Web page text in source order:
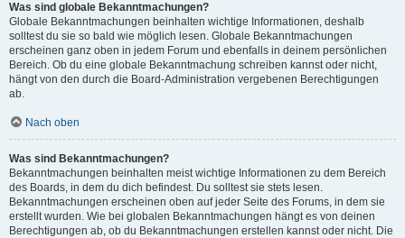
Was sind globale Bekanntmachungen?
Globale Bekanntmachungen beinhalten wichtige Informationen, deshalb
solltest du sie so bald wie möglich lesen. Globale Bekanntmachungen
erscheinen ganz oben in jedem Forum und ebenfalls in deinem persönlichen
Bereich. Ob du eine globale Bekanntmachung schreiben kannst oder nicht,
hängt von den durch die Board-Administration vergebenen Berechtigungen
ab.
Nach oben
Was sind Bekanntmachungen?
Bekanntmachungen beinhalten meist wichtige Informationen zu dem Bereich
des Boards, in dem du dich befindest. Du solltest sie stets lesen.
Bekanntmachungen erscheinen oben auf jeder Seite des Forums, in dem sie
erstellt wurden. Wie bei globalen Bekanntmachungen hängt es von deinen
Berechtigungen ab, ob du Bekanntmachungen erstellen kannst oder nicht. Die